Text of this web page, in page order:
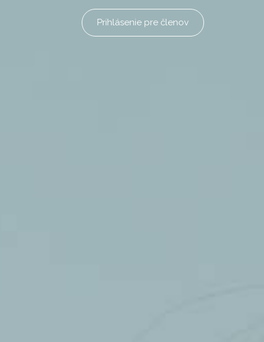
Prihlásenie pre členov